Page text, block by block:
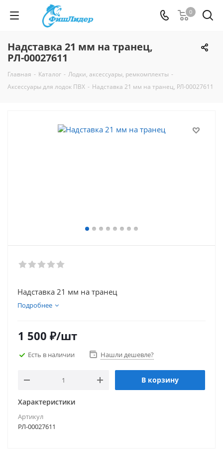
0
Надставка 21 мм на транец,
РЛ-00027611
Главная - Каталог - Лодки, аксессуары, ремкомплекты -
Аксессуары для лодок ПВХ - Надставка 21 мм на транец, РЛ-00027611
Надставка 21 мм на транец
Подробнее
1 500 ₽/шт
Есть в наличии Нашли дешевле?
В корзину
Характеристики
Артикул
РЛ-00027611